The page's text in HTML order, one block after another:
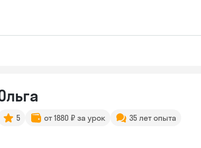
5 от 1880 ₽ за урок 35 лет опыта